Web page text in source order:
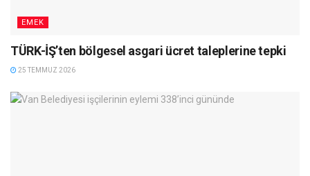
EMEK
TÜRK-İŞ’ten bölgesel asgari ücret taleplerine tepki
25 TEMMUZ 2026